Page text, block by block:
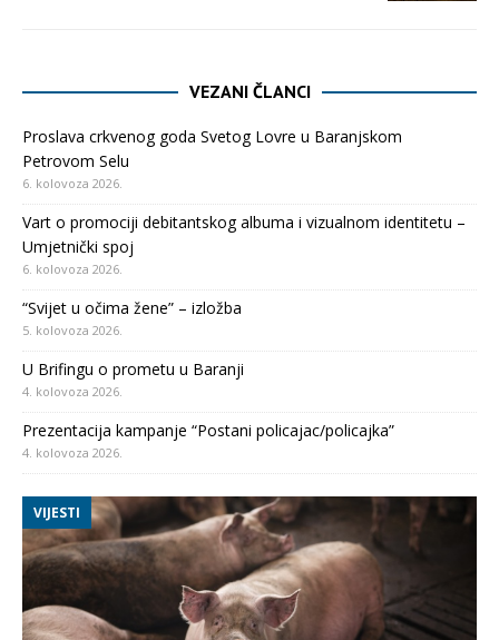
VEZANI ČLANCI
Proslava crkvenog goda Svetog Lovre u Baranjskom
Petrovom Selu
6. kolovoza 2026.
Vart o promociji debitantskog albuma i vizualnom identitetu –
Umjetnički spoj
6. kolovoza 2026.
“Svijet u očima žene” – izložba
5. kolovoza 2026.
U Brifingu o prometu u Baranji
4. kolovoza 2026.
Prezentacija kampanje “Postani policajac/policajka”
4. kolovoza 2026.
VIJESTI